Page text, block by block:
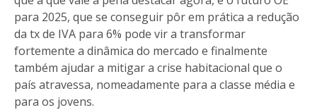
para 2025, que se conseguir pôr em prática a redução
da tx de IVA para 6% pode vir a transformar
fortemente a dinâmica do mercado e finalmente
também ajudar a mitigar a crise habitacional que o
país atravessa, nomeadamente para a classe média e
para os jovens.